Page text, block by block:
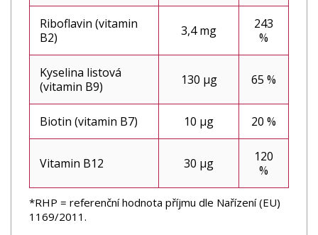
Riboflavin (vitamin
B2)
3,4 mg
243
%
Kyselina listová
(vitamin B9)
130 µg 65 %
Biotin (vitamin B7) 10 µg 20 %
Vitamin B12 30 µg
120
%
*RHP = referenční hodnota příjmu dle Nařízení (EU)
1169/2011.